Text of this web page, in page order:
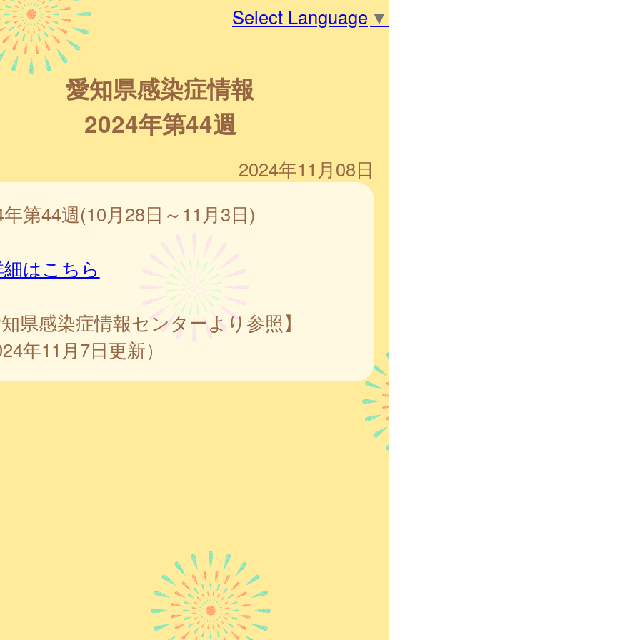
Select Language ▼
愛知県感染症情報
2024年第44週
2024年11月08日
第44週(10月28日～11月3日)
はこちら
県感染症情報センターより参照】
年11月7日更新）